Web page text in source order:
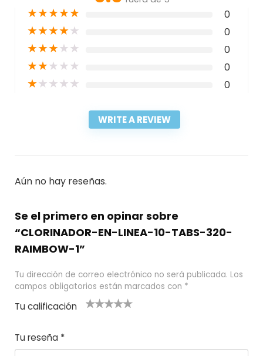
★★★★★ 0
★★★★★ 0
★★★★★ 0
★★★★★ 0
★★★★★ 0
WRITE A REVIEW
Aún no hay reseñas.
Se el primero en opinar sobre
“CLORINADOR-EN-LINEA-10-TABS-320-
RAIMBOW-1”
Tu dirección de correo electrónico no será publicada. Los
campos obligatorios están marcados con *
Tu calificación
e
5
las
s
Tu reseña *